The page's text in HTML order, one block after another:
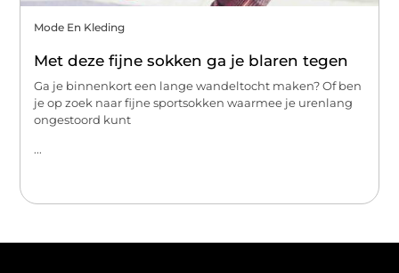
Mode En Kleding
Met deze fijne sokken ga je blaren tegen
Ga je binnenkort een lange wandeltocht maken? Of ben
je op zoek naar fijne sportsokken waarmee je urenlang
ongestoord kunt
...